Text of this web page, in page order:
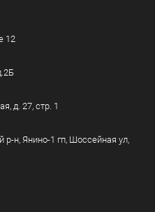
12
д. 27, стр. 1
н, Янино-1 гп, Шоссейная ул,